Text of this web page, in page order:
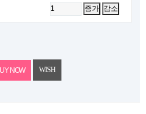
증가 감소
WISH